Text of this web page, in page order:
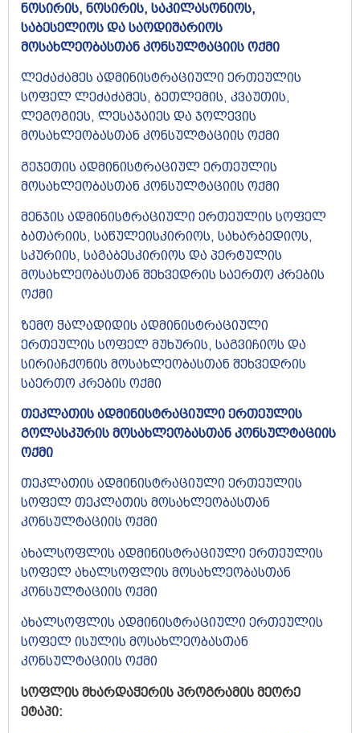
ნოსირის, ნოსირის, საკილასონიოს,
საბესელიოს და საოდიშარიოს
მოსახლეობასთან კონსულტაციის ოქმი
ლეძაძამეს ადმინისტრაციული ერთეულის
სოფელ ლეძაძამეს, ბეთლემის, კვაუთის,
ლეგოგიეს, ლესაჯაიეს და ჯოლევის
მოსახლეობასთან კონსულტაციის ოქმი
გეჯეთის ადმინისტრაციულ ერთეულის
მოსახლეობასთან კონსულტაციის ოქმი
მენჯის ადმინისტრაციული ერთეულის სოფელ
ბათარიის, საწულეისკირიოს, სახარბედიოს,
სკურიის, საგაბესკირიოს და პერტულის
მოსახლეობასთან შეხვედრის საერთო კრების
ოქმი
ზემო ჭალადიდის ადმინისტრაციული
ერთეულის სოფელ მუხურის, საგვიჩიოს და
სირიაჩქონის მოსახლეობასთან შეხვედრის
საერთო კრების ოქმი
თეკლათის ადმინისტრაციული ერთეულის
გოლასკურის მოსახლეობასთან კონსულტაციის
ოქმი
თეკლათის ადმინისტრაციული ერთეულის
სოფელ თეკლათის მოსახლეობასთან
კონსულტაციის ოქმი
ახალსოფლის ადმინისტრაციული ერთეულის
სოფელ ახალსოფლის მოსახლეობასთან
კონსულტაციის ოქმი
ახალსოფლის ადმინისტრაციული ერთეულის
სოფელ ისულის მოსახლეობასთან
კონსულტაციის ოქმი
სოფლის მხარდაჭერის პროგრამის მეორე
ეტაპი: